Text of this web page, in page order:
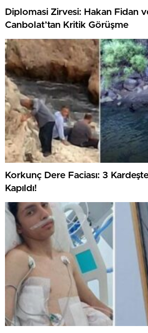
Diplomasi Zirvesi: Hakan Fidan
Canbolat’tan Kritik Görüşme
Korkunç Dere Faciası: 3
Kapıldı!